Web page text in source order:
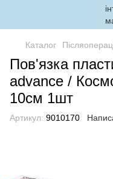
Каталог
Пов'язка
advance /
10см 1шт
Артикул: 9010170